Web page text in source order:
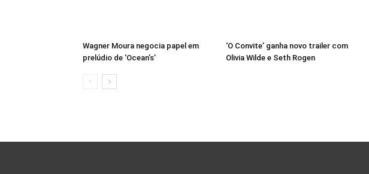
Wagner Moura negocia papel em
prelúdio de ‘Ocean’s’
‘O Convite’ ganha novo trailer com
Olivia Wilde e Seth Rogen